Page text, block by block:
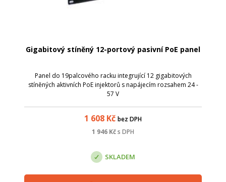
Gigabitový stíněný 12-portový pasivní PoE panel
Panel do 19palcového racku integrující 12 gigabitových
stíněných aktivních PoE injektorů s napájecím rozsahem 24 -
57 V
1 608 Kč bez DPH
1 946 Kčs DPH
SKLADEM